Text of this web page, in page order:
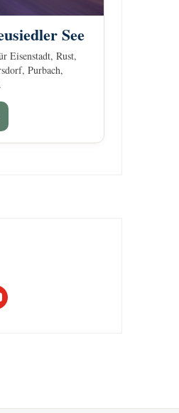
See
Eisenstadt, Rust,
Purbach,